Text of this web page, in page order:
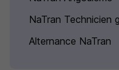
NaTran Technicien
Alternance NaTran